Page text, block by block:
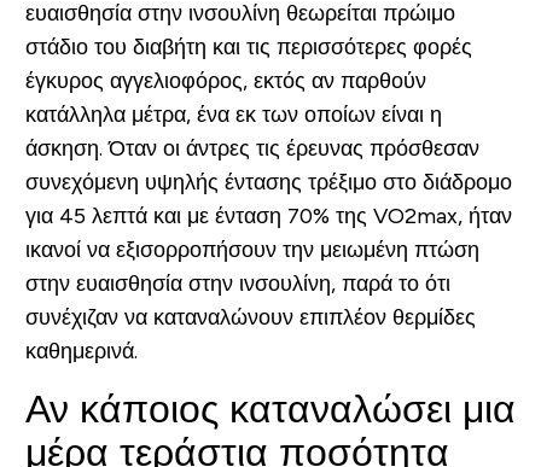
ευαισθησία στην ινσουλίνη θεωρείται πρώιμο
στάδιο του διαβήτη και τις περισσότερες φορές
έγκυρος αγγελιοφόρος, εκτός αν παρθούν
κατάλληλα μέτρα, ένα εκ των οποίων είναι η
άσκηση. Όταν οι άντρες τις έρευνας πρόσθεσαν
συνεχόμενη υψηλής έντασης τρέξιμο στο διάδρομο
για 45 λεπτά και με ένταση 70% της VO2max, ήταν
ικανοί να εξισορροπήσουν την μειωμένη πτώση
στην ευαισθησία στην ινσουλίνη, παρά το ότι
συνέχιζαν να καταναλώνουν επιπλέον θερμίδες
καθημερινά.
Αν κάποιος καταναλώσει μια
μέρα τεράστια ποσότητα